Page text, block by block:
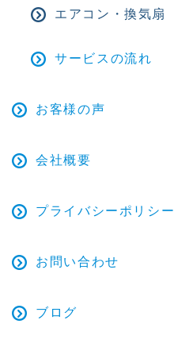
エアコン・換気扇
サービスの流れ
お客様の声
会社概要
プライバシーポリシー
お問い合わせ
ブログ